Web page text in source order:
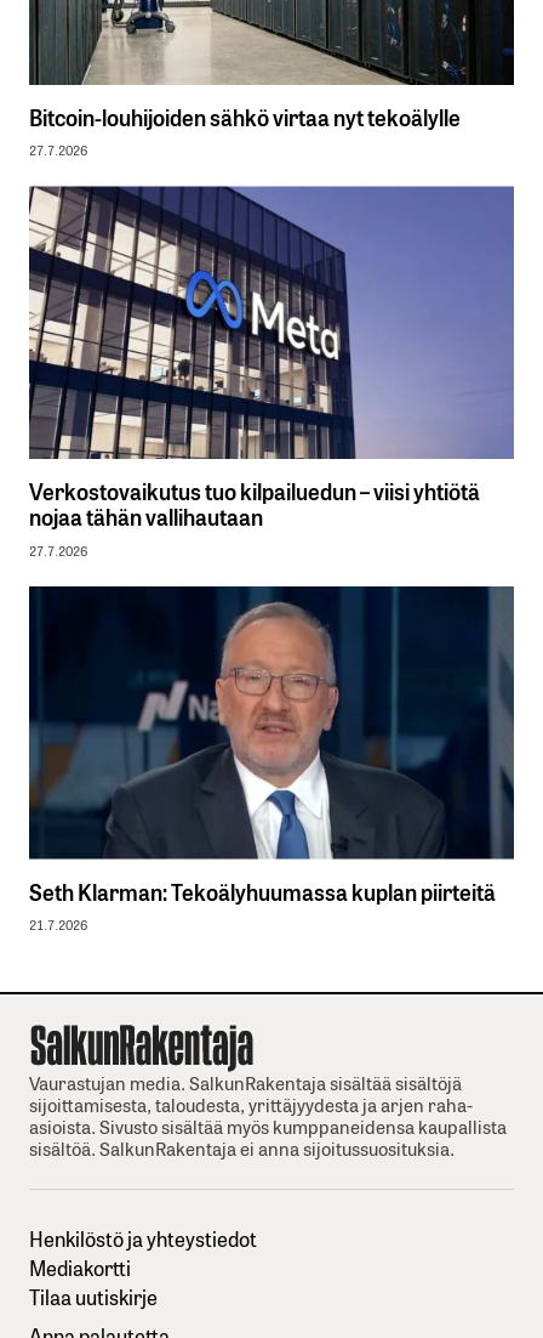
Bitcoin-louhijoiden sähkö virtaa nyt tekoälylle
27.7.2026
Verkostovaikutus tuo kilpailuedun – viisi yhtiötä
nojaa tähän vallihautaan
27.7.2026
Seth Klarman: Tekoälyhuumassa kuplan piirteitä
21.7.2026
Vaurastujan media. SalkunRakentaja sisältää sisältöjä
sijoittamisesta, taloudesta, yrittäjyydesta ja arjen raha-
asioista. Sivusto sisältää myös kumppaneidensa kaupallista
sisältöä. SalkunRakentaja ei anna sijoitussuosituksia.
Henkilöstö ja yhteystiedot
Mediakortti
Tilaa uutiskirje